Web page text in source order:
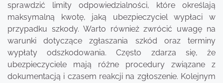
sprawdzić limity odpowiedzialności, które określają
maksymalną kwotę, jaką ubezpieczyciel wypłaci w
przypadku szkody. Warto również zwrócić uwagę na
warunki dotyczące zgłaszania szkód oraz terminy
wypłaty odszkodowania. Często zdarza się, że
ubezpieczyciele mają różne procedury związane z
dokumentacją i czasem reakcji na zgłoszenie. Kolejnym